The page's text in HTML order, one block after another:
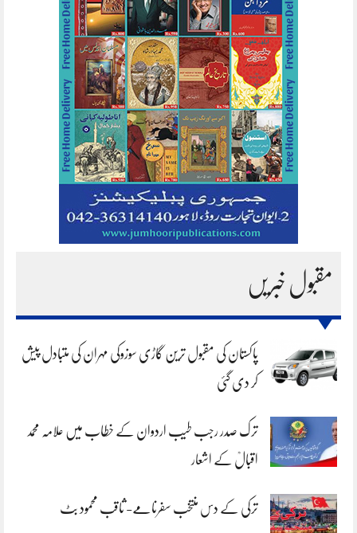
مقبول خبریں
پاکستان کی مقبول ترین گاڑی سوزوکی مہران کی متبادل پیش
کر دی گئی
ترک صدر رجب طیب اردوان کے خطاب میں علامہ محمد
اقبالؒ کے اشعار
ترکی کے دس منتخب سفرنامے- ثاقب محمود بٹ